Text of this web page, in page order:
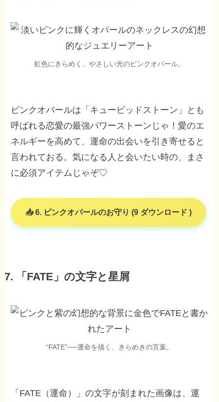
虹色にきらめく、やさしい光のピンクオパール。
ピンクオパールは「キューピッドストーン」とも
呼ばれる恋愛の最強パワーストーンじゃ！愛のエ
ネルギーを高めて、運命の出会いを引き寄せると
言われておる。気になる人と会いたい時の、まさ
に必須アイテムじゃぞ♡
6. ピンクオパールのお守り (9 ダウンロード )
7. 「FATE」の文字と星屑
“FATE”──運命を描く、きらめきの言葉。
「FATE（運命）」の文字が刻まれた画像は、運